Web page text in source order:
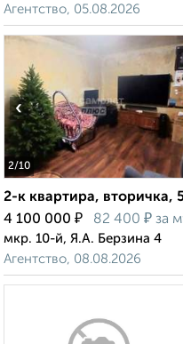
Агентство, 05.08.2026
2/10
‹
2-к квартира, вторичка,
4 100 000 ₽ 82 400 ₽ за
мкр. 10-й, Я.А. Берзина 4
Агентство, 08.08.2026